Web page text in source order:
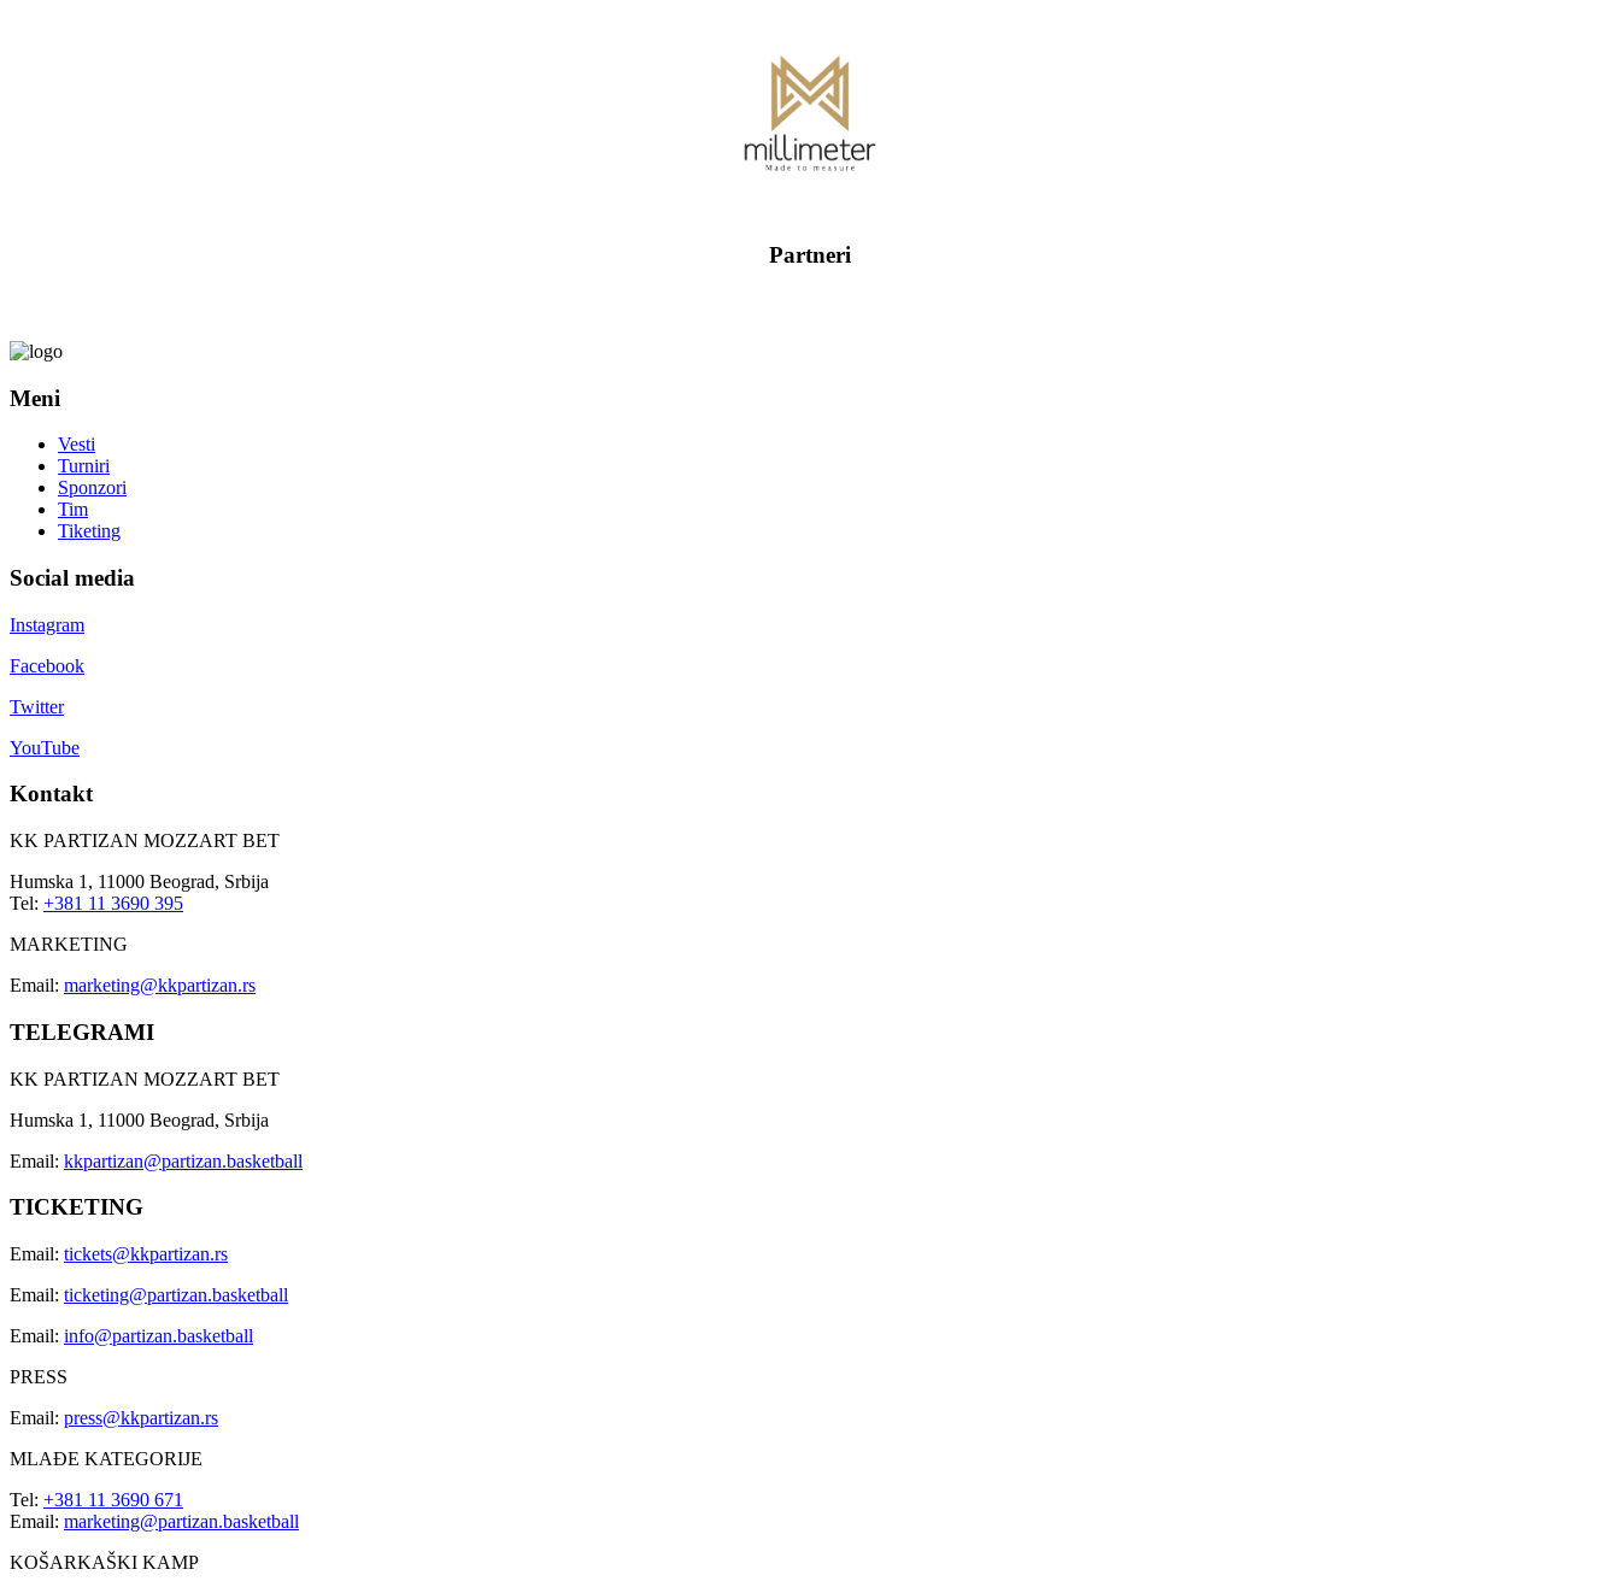
Partneri
Meni
Vesti
Turniri
Sponzori
Tim
Tiketing
Social media
Instagram
Facebook
Twitter
YouTube
Kontakt
KK PARTIZAN MOZZART BET
Humska 1, 11000 Beograd, Srbija
Tel: +381 11 3690 395
MARKETING
Email: marketing@kkpartizan.rs
TELEGRAMI
KK PARTIZAN MOZZART BET
Humska 1, 11000 Beograd, Srbija
Email: kkpartizan@partizan.basketball
TICKETING
Email: tickets@kkpartizan.rs
Email: ticketing@partizan.basketball
Email: info@partizan.basketball
PRESS
Email: press@kkpartizan.rs
MLAĐE KATEGORIJE
Tel: +381 11 3690 671
Email: marketing@partizan.basketball
KOŠARKAŠKI KAMP